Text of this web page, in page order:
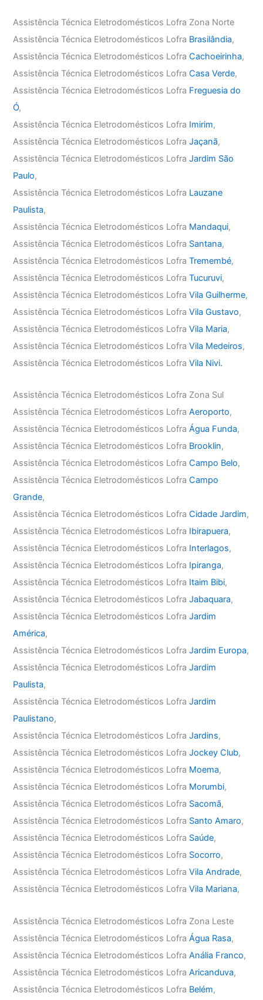
Assistência Técnica Eletrodomésticos Lofra Zona Norte
Assistência Técnica Eletrodomésticos Lofra Brasilândia,
Assistência Técnica Eletrodomésticos LofraCachoeirinha,
Assistência Técnica Eletrodomésticos LofraCasa Verde,
Assistência Técnica Eletrodomésticos Lofra Freguesia do
Ó,
Assistência Técnica Eletrodomésticos Lofra Imirim,
Assistência Técnica Eletrodomésticos LofraJaçanã,
Assistência Técnica Eletrodomésticos LofraJardim São
Paulo,
Assistência Técnica Eletrodomésticos Lofra Lauzane
Paulista,
Assistência Técnica Eletrodomésticos Lofra Mandaqui,
Assistência Técnica Eletrodomésticos Lofra Santana,
Assistência Técnica Eletrodomésticos LofraTremembé,
Assistência Técnica Eletrodomésticos LofraTucuruvi,
Assistência Técnica Eletrodomésticos LofraVila Guilherme,
Assistência Técnica Eletrodomésticos LofraVila Gustavo,
Assistência Técnica Eletrodomésticos LofraVila Maria,
Assistência Técnica Eletrodomésticos LofraVila Medeiros,
Assistência Técnica Eletrodomésticos LofraVila Nivi.
Assistência Técnica Eletrodomésticos Lofra Zona Sul
Assistência Técnica Eletrodomésticos LofraAeroporto,
Assistência Técnica Eletrodomésticos LofraÁgua Funda,
Assistência Técnica Eletrodomésticos Lofra Brooklin,
Assistência Técnica Eletrodomésticos LofraCampo Belo,
Assistência Técnica Eletrodomésticos LofraCampo
Grande,
Assistência Técnica Eletrodomésticos LofraCidade Jardim,
Assistência Técnica Eletrodomésticos Lofra Ibirapuera,
Assistência Técnica Eletrodomésticos Lofra Interlagos,
Assistência Técnica Eletrodomésticos Lofra Ipiranga,
Assistência Técnica Eletrodomésticos Lofra Itaim Bibi,
Assistência Técnica Eletrodomésticos LofraJabaquara,
Assistência Técnica Eletrodomésticos LofraJardim
América,
Assistência Técnica Eletrodomésticos LofraJardim Europa,
Assistência Técnica Eletrodomésticos LofraJardim
Paulista,
Assistência Técnica Eletrodomésticos LofraJardim
Paulistano,
Assistência Técnica Eletrodomésticos LofraJardins,
Assistência Técnica Eletrodomésticos LofraJockey Club,
Assistência Técnica Eletrodomésticos Lofra Moema,
Assistência Técnica Eletrodomésticos Lofra Morumbi,
Assistência Técnica Eletrodomésticos Lofra Sacomã,
Assistência Técnica Eletrodomésticos Lofra Santo Amaro,
Assistência Técnica Eletrodomésticos Lofra Saúde,
Assistência Técnica Eletrodomésticos Lofra Socorro,
Assistência Técnica Eletrodomésticos LofraVila Andrade,
Assistência Técnica Eletrodomésticos LofraVila Mariana,
Assistência Técnica Eletrodomésticos Lofra Zona Leste
Assistência Técnica Eletrodomésticos LofraÁgua Rasa,
Assistência Técnica Eletrodomésticos LofraAnália Franco,
Assistência Técnica Eletrodomésticos LofraAricanduva,
Assistência Técnica Eletrodomésticos Lofra Belém,